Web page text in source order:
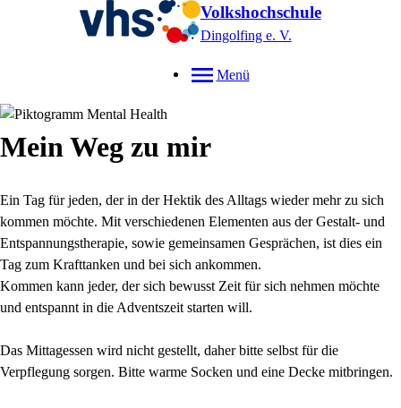
Volkshochschule
Dingolfing e. V.
Menü
Mein Weg zu mir
Ein Tag für jeden, der in der Hektik des Alltags wieder mehr zu sich
kommen möchte. Mit verschiedenen Elementen aus der Gestalt- und
Entspannungstherapie, sowie gemeinsamen Gesprächen, ist dies ein
Tag zum Krafttanken und bei sich ankommen.
Kommen kann jeder, der sich bewusst Zeit für sich nehmen möchte
und entspannt in die Adventszeit starten will.
Das Mittagessen wird nicht gestellt, daher bitte selbst für die
Verpflegung sorgen. Bitte warme Socken und eine Decke mitbringen.